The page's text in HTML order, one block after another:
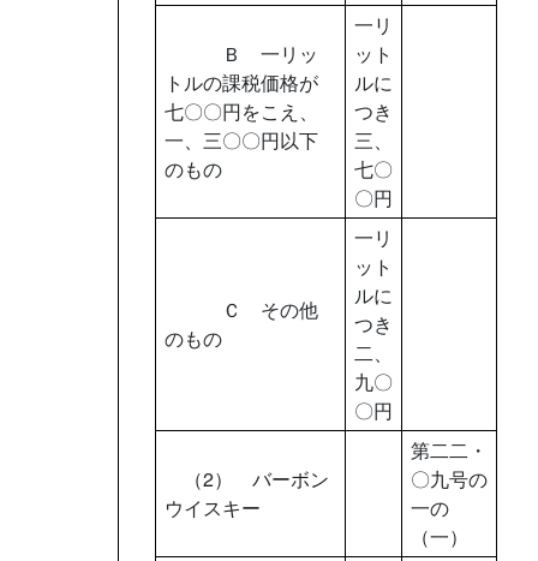
Ｂ 一リッ
トルの課税価格が
七〇〇円をこえ、
一、三〇〇円以下
のもの
一リ
ット
ルに
つき
三、
七〇
〇円
Ｃ その他
のもの
一リ
ット
ルに
つき
二、
九〇
〇円
（2） バーボン
ウイスキー
第二二・
〇九号の
一の
（一）